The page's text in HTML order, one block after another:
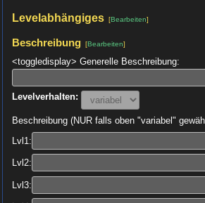
Levelabhängiges [Bearbeiten]
Beschreibung [Bearbeiten]
<toggledisplay> Generelle Beschreibung:
Levelverhalten:
Beschreibung (NUR falls oben "variabel"
Lvl1:
Lvl2:
Lvl3: